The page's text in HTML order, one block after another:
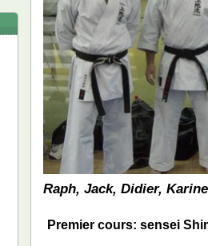
Raph, Jack, Didier,
Premier cours: sensei